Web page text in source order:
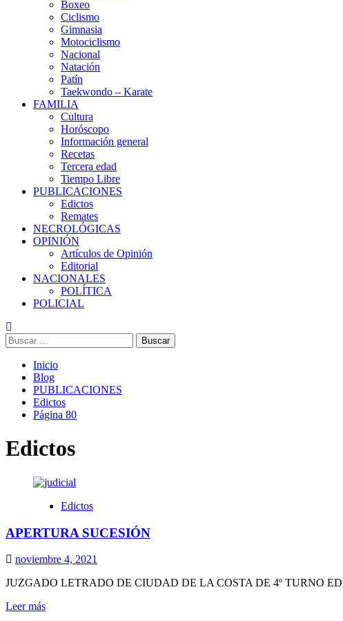
Boxeo
Ciclismo
Gimnasia
Motociclismo
Nacional
Natación
Patín
Taekwondo – Karate
FAMILIA
Cultura
Horóscopo
Información general
Recetas
Tercera edad
Tiempo Libre
PUBLICACIONES
Edictos
Remates
NECROLÓGICAS
OPINIÓN
Artículos de Opinión
Editorial
NACIONALES
POLÍTICA
POLICIAL
Buscar:
Inicio
Blog
PUBLICACIONES
Edictos
Página 80
Edictos
Edictos
APERTURA SUCESIÓN
noviembre 4, 2021
JUZGADO LETRADO DE CIUDAD DE LA COSTA DE 4º TURNO
Leer másLeer